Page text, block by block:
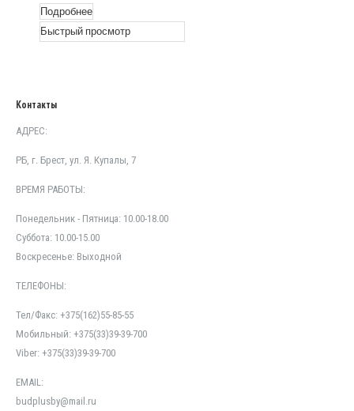
Подробнее
Быстрый просмотр
Контакты
АДРЕС:
РБ, г. Брест, ул. Я. Купалы, 7
ВРЕМЯ РАБОТЫ:
Понедельник - Пятница: 10.00-18.00
Суббота: 10.00-15.00
Воскресенье: Выходной
ТЕЛЕФОНЫ:
Тел/Факс: +375(162)55-85-55
Мобильный: +375(33)39-39-700
Viber: +375(33)39-39-700
EMAIL:
budplusby@mail.ru